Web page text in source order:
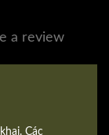
a review
Các